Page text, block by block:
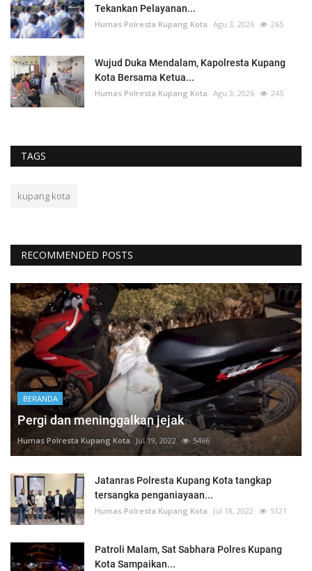
Tekankan Pelayanan...
Humas Polresta Kupang Kota Agu 3, 2026 265
Wujud Duka Mendalam, Kapolresta Kupang
Kota Bersama Ketua...
Humas Polresta Kupang Kota Agu 3, 2026 245
TAGS
kupang kota
RECOMMENDED POSTS
BERANDA
Pergi dan meninggalkan jejak
Humas Polresta Kupang Kota Jul 19, 2022 5466
Jatanras Polresta Kupang Kota tangkap
tersangka penganiayaan...
Humas Polresta Kupang Kota Jul 18, 2022 5121
Patroli Malam, Sat Sabhara Polres Kupang
Kota Sampaikan...